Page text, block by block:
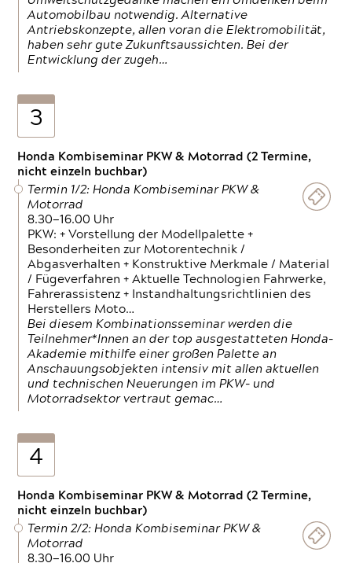
Automobilbau notwendig. Alternative
Antriebskonzepte, allen voran die Elektromobilität,
haben sehr gute Zukunftsaussichten. Bei der
Entwicklung der zugeh…
3
Honda Kombiseminar PKW & Motorrad (2 Termine,
nicht einzeln buchbar)
Termin 1/2: Honda Kombiseminar PKW &
Motorrad
8.30—16.00 Uhr
PKW: + Vorstellung der Modellpalette +
Besonderheiten zur Motorentechnik /
Abgasverhalten + Konstruktive Merkmale / Material
/ Fügeverfahren + Aktuelle Technologien Fahrwerke,
Fahrerassistenz + Instandhaltungsrichtlinien des
Herstellers Moto…
Bei diesem Kombinationsseminar werden die
Teilnehmer*Innen an der top ausgestatteten Honda-
Akademie mithilfe einer großen Palette an
Anschauungsobjekten intensiv mit allen aktuellen
und technischen Neuerungen im PKW- und
Motorradsektor vertraut gemac…
4
Honda Kombiseminar PKW & Motorrad (2 Termine,
nicht einzeln buchbar)
Termin 2/2: Honda Kombiseminar PKW &
Motorrad
8.30—16.00 Uhr